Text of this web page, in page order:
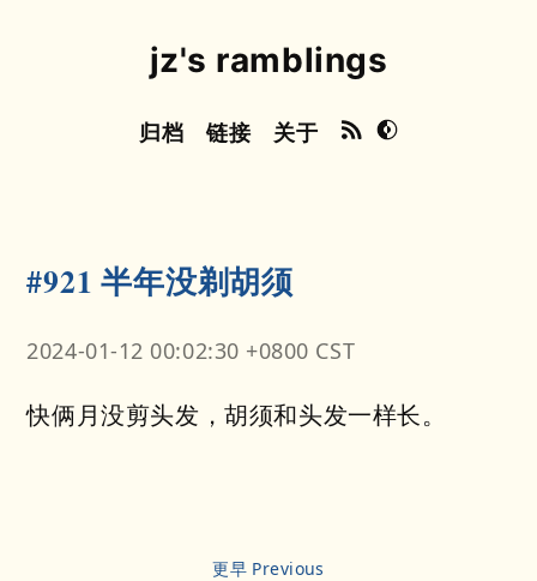
jz's ramblings
归档 链接 关于
#921 半年没剃胡须
2024-01-12 00:02:30 +0800 CST
快俩月没剪头发，胡须和头发一样长。
更早 Previous